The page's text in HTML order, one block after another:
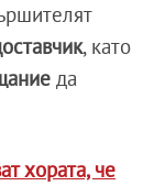
, като
да
хората, че